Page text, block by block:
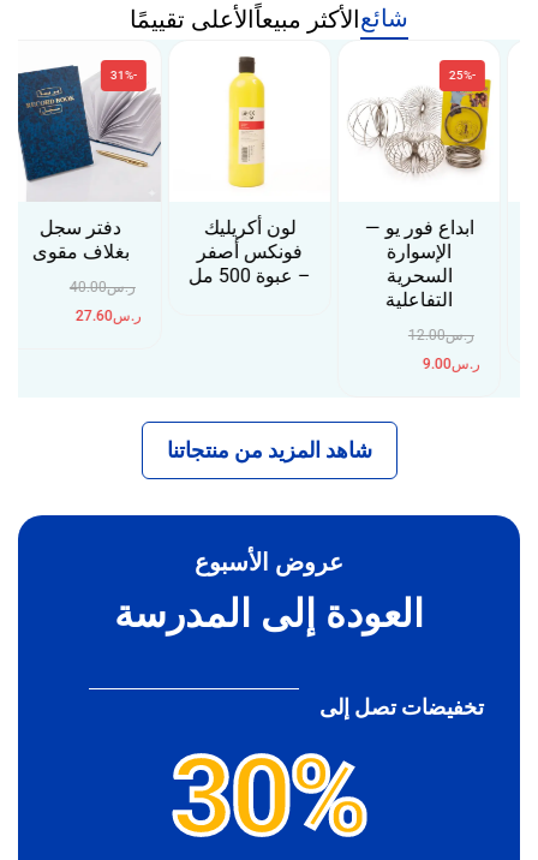
شائعالأكثر مبيعاًالأعلى تقييمًا
ابداع فور يو —
الإسوارة
السحرية
التفاعلية
ر.س12.00
ر.س9.00
لون أكريليك
فونكس أصفر
– عبوة 500 مل
دفتر سجل
بغلاف مقوى
ر.س40.00
ر.س27.60
شاهد المزيد من منتجاتنا
عروض الأسبوع
العودة إلى المدرسة
تخفيضات تصل إلى
30%